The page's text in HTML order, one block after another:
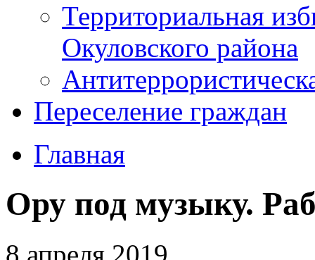
Территориальная
Окуловского района
Переселение граждан
Главная
Ору под музыку.
8 апреля 2019